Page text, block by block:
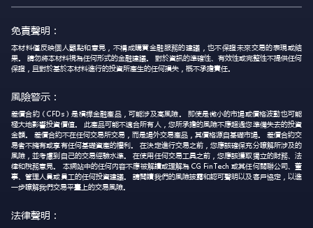
免責聲明：
本材料僅反映個人觀點和意見，不構成購買金融服務的建議，也不保證未來交易的表現或結
果。 請勿將本材料視為任何形式的金融建議。 對於資訊的準確性、有效性或完整性不提供任何
保證，且對於基於本材料進行的投資所產生的任何損失，概不承擔責任。
風險警示：
差價合約（CFDs）是槓桿金融產品，可能涉及高風險。 即使是微小的市場或價格波動也可能
極大地影響投資價值。 此產品可能不適合所有人，您所承擔的風險不應超過您準備失去的投資
金額。 差價合約不在任何交易所交易，而是場外交易產品，其價格源自基礎市場。 差價合約交
易者不擁有或享有任何基礎資產的權利。 在決定進行交易之前，您應該確保充分瞭解所涉及的
風險，並考慮到自己的交易經驗水準。 在使用任何交易工具之前，您應該獲取獨立的財務、法
律和稅務意見。 本網站中的任何內容不應被解讀或理解為 CG FinTech 或其任何關聯公司、董
事、管理人員或員工的任何投資建議。 請閱讀我們的風險披露和認可聲明以及客戶協定，以進
一步瞭解我們交易平臺上的交易風險。
法律聲明：